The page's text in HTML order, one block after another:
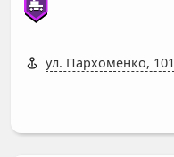
ул. Пархоменко, 101